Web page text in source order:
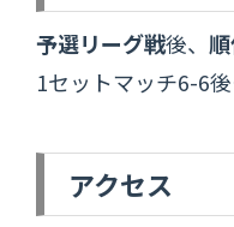
予選リーグ戦後、
1セットマッチ6-6
アクセス